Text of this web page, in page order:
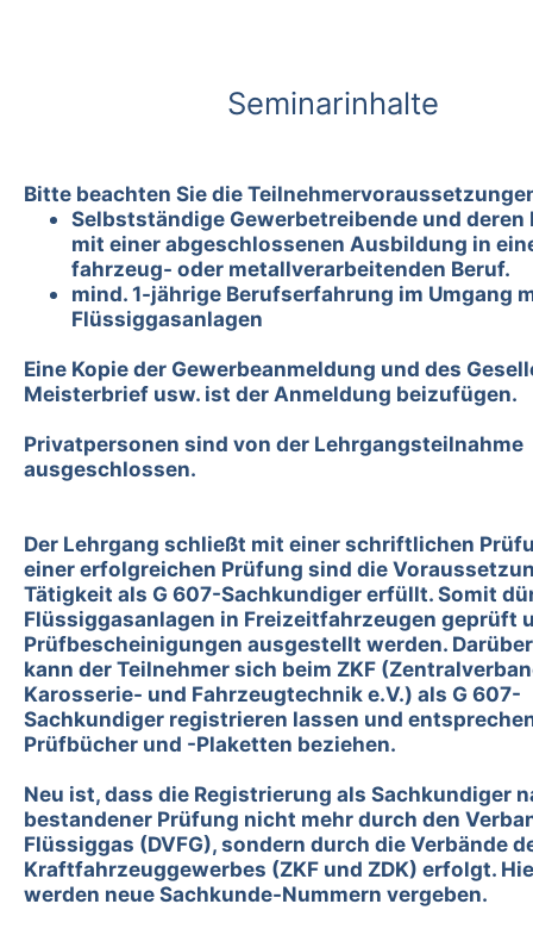
Seminarinhalte
Bitte beachten Sie die
Selbstständige Gewerbetreibende und
mit einer abgeschlossenen Ausbildung in
fahrzeug- oder metallverarbeitenden Beruf.
mind. 1-jährige Berufserfahrung im Umgang
Flüssiggasanlagen
Eine Kopie der Gewerbeanmeldung und des
Meisterbrief usw. ist der Anmeldung beizufügen.
Privatpersonen sind von der Lehrgangsteilnahme
ausgeschlossen.
Der Lehrgang schließt mit einer schriftlichen
einer erfolgreichen Prüfung sind die
Tätigkeit als G 607-Sachkundiger erfüllt. Somit
Flüssiggasanlagen in Freizeitfahrzeugen geprüft
Prüfbescheinigungen ausgestellt werden.
kann der Teilnehmer sich beim ZKF
Karosserie- und Fahrzeugtechnik e.V.) als G 607-
Sachkundiger registrieren lassen und
Prüfbücher und -Plaketten beziehen.
Neu ist, dass die Registrierung als Sachkundiger
bestandener Prüfung nicht mehr durch den
Flüssiggas (DVFG), sondern durch die Verbände
Kraftfahrzeuggewerbes (ZKF und ZDK) erfolgt.
werden neue Sachkunde-Nummern vergeben.